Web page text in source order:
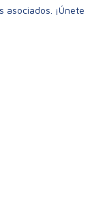
¡Únete